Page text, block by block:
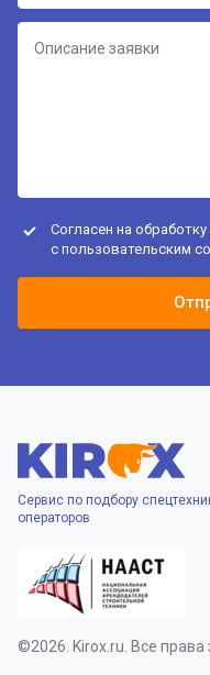
Согласен на
с пользовательским
Сервис по подбору
операторов
©2026. Kirox.ru. Все